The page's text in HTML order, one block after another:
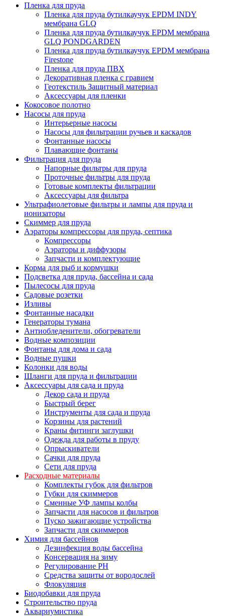
Пленка для пруда
Пленка для пруда бутилкаучук EPDM INDY
мембрана GLQ
Пленка для пруда бутилкаучук EPDM мембрана
GLQ PONDGARDEN
Пленка для пруда бутилкаучук EPDM мембрана
Firestone
Пленка для пруда ПВХ
Декоративная пленка с гравием
Геотекстиль Защитный материал
Аксессуары для пленки
Кокосовое полотно
Насосы для пруда
Интерьерные насосы
Насосы для фильтрации ручьев и каскадов
Фонтанные насосы
Плавающие фонтаны
Фильтрация для пруда
Напорные фильтры для пруда
Проточные фильтры для пруда
Готовые комплекты фильтрации
Аксессуары для фильтра
Ультрафиолетовые фильтры и лампы для пруда и
ионизаторы
Скиммер для пруда
Аэраторы компрессоры для пруда, септика
Компрессоры
Аэраторы и диффузоры
Запчасти и комплектующие
Корма для рыб и кормушки
Подсветка для пруда, бассейна и сада
Пылесосы для пруда
Садовые розетки
Изливы
Фонтанные насадки
Генераторы тумана
Антиобледенители, обогреватели
Водные композиции
Фонтаны для дома и сада
Водные пушки
Колонки для воды
Шланги для пруда и фильтрации
Аксессуары для сада и пруда
Декор сада и пруда
Быстрый берег
Инструменты для сада и пруда
Корзины для растений
Краны фитинги заглушки
Одежда для работы в пруду
Опрыскиватели
Сачки для пруда
Сети для пруда
Расходные материалы
Комплекты губок для фильтров
Губки для скиммеров
Сменные УФ лампы колбы
Запчасти для насосов и фильтров
Пуско зажигающие устройства
Запчасти для скиммеров
Химия для бассейнов
Дезинфекция воды бассейна
Консервация на зиму
Регулирование PH
Средства защиты от вородослей
Флокуляция
Биодобавки для пруда
Строительство пруда
Аквариумистика